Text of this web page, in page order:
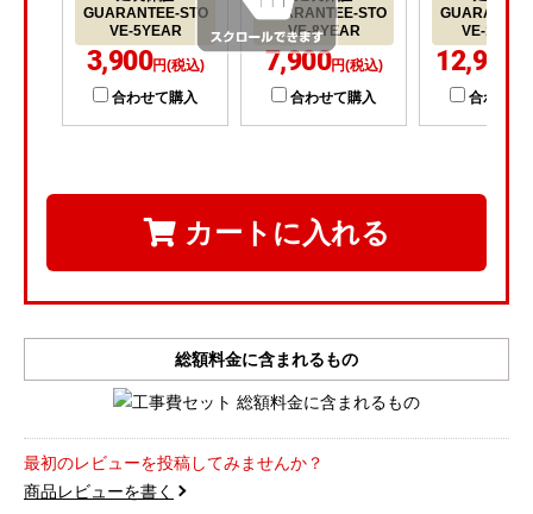
GUARANTEE-STO
VE-5YEAR
3,900円(税込)
合わせて購入
GUARANTEE-STO
VE-8YEAR
7,900円(税込)
合わせて購入
VE-
12,900
合わせて
カートに入れる
総額料金に含まれるもの
最初のレビューを投稿してみませんか？
商品レビューを書く